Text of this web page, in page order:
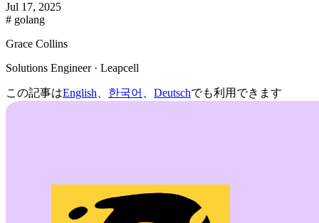
Jul 17, 2025
# golang
Grace Collins
Solutions Engineer · Leapcell
この記事はEnglish 한국어 Deutschでも利用できます